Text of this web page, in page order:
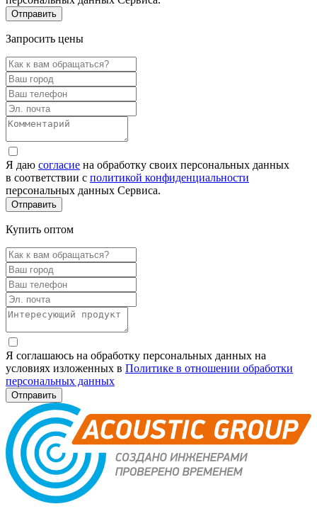
Запросить цены
Я даю согласие на обработку своих персональных данных
в соответствии с политикой конфиденциальности
персональных данных Сервиса.
Купить оптом
Я соглашаюсь на обработку персональных данных на
условиях изложенных в Политике в отношении обработки
персональных данных